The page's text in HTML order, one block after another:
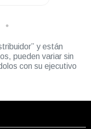
y están
pueden variar sin
con su ejecutivo